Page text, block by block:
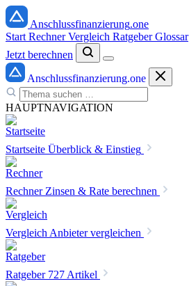
Anschlussfinanzierung.one
Start RechnerVergleich RatgeberGlossar
Jetzt berechnen
Anschlussfinanzierung.one
HAUPTNAVIGATION
Startseite Überblick & Einstieg
Rechner Zinsen & Rate berechnen
Vergleich Anbieter vergleichen
Ratgeber 727 Artikel